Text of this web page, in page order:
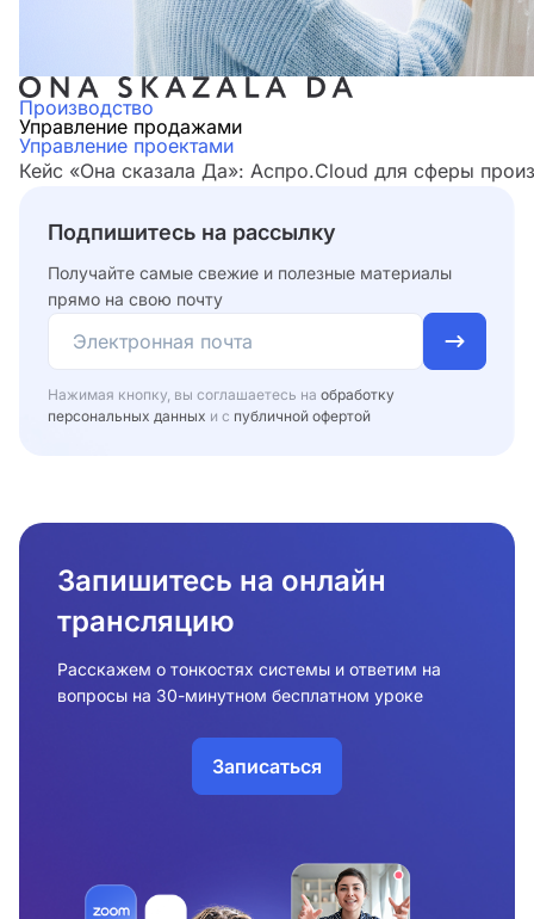
Производство
Управление продажами
Управление проектами
Кейс «Она сказала Да»: Аспро.Cloud для сферы
Подпишитесь на рассылку
Получайте самые свежие и полезные материалы
прямо на свою почту
Нажимая кнопку, вы соглашаетесь на обработку
персональных данных и с публичной офертой
Запишитесь на онлайн
трансляцию
Расскажем о тонкостях системы и ответим на
вопросы на 30-минутном бесплатном уроке
Записаться